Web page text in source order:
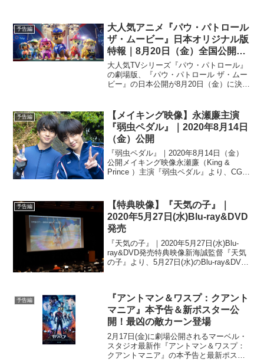
予告編
大人気アニメ『パウ・パトロール
ザ・ムービー』日本オリジナル版
特報｜8月20日（金）全国公開決
定！
大人気TVシリーズ『パウ・パトロール』
の劇場版、『パウ・パトロール ザ・ムー
ビー』の日本公開が8月20日（金）に決定
テレビ東京系6局ネットで毎週金曜日に放
送中。現...
予告編
【メイキング映像】永瀬廉主演
『弱虫ペダル』｜2020年8月14日
（金）公開
『弱虫ペダル』｜2020年8月14日（金）
公開メイキング映像永瀬廉（King &
Prince ）主演『弱虫ペダル』より、CGナ
と伊藤健太郎の2ショットオフショット写
真...
予告編
【特典映像】『天気の子』｜
2020年5月27日(水)Blu-ray&DVD
発売
『天気の子』｜2020年5月27日(水)Blu-
ray&DVD発売特典映像新海誠監督『天気
の子』より、5月27日(水)のBlu-ray&DVD
予告編
『アントマン＆ワスプ：クアント
マニア』本予告＆新ポスター公
開！最凶の敵カーン登場
2月17日(金)に劇場公開されるマーベル・
スタジオ最新作『アントマン＆ワスプ：
クアントマニア』の本予告と最新ポスタ